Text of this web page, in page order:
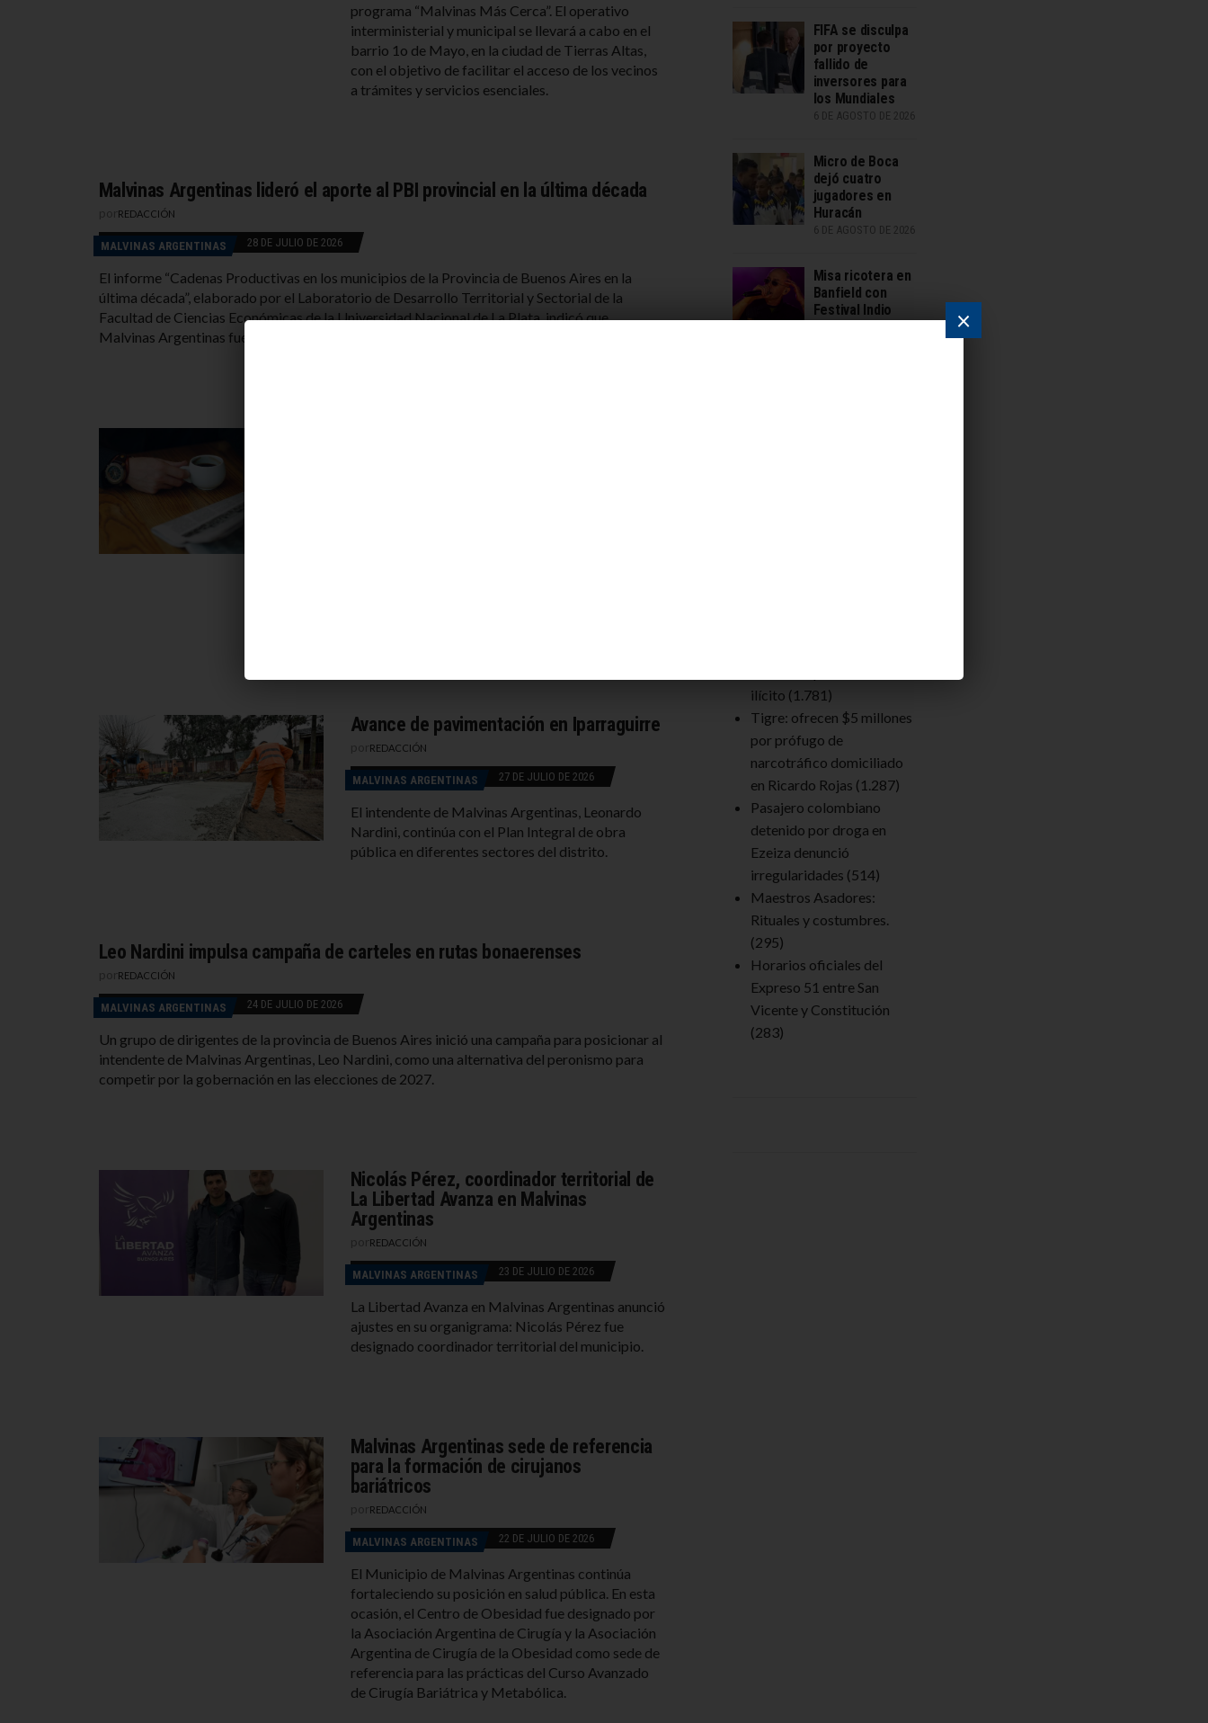
programa “Malvinas Más Cerca”. El operativo
interministerial y municipal se llevará a cabo en el
barrio 1o de Mayo, en la ciudad de Tierras Altas,
con el objetivo de facilitar el acceso de los vecinos
a trámites y servicios esenciales.
Malvinas Argentinas lideró el aporte al PBI provincial en la última década
REDACCIÓN
MALVINAS ARGENTINAS 28 DE JULIO DE 2026
El informe “Cadenas Productivas en los municipios de la Provincia de Buenos Aires en la
última década”, elaborado por el Laboratorio de Desarrollo Territorial y Sectorial de la
Facultad de Ciencias Económicas de la Universidad Nacional de La Plata, indicó que
Malvinas Argentinas fue el municipio que más aportó a la economía provincial en los último
Avance de pavimentación en Iparraguirre
REDACCIÓN
MALVINAS ARGENTINAS 27 DE JULIO DE 2026
El intendente de Malvinas Argentinas, Leonardo
Nardini, continúa con el Plan Integral de obra
pública en diferentes sectores del distrito.
Leo Nardini impulsa campaña de carteles en rutas bonaerenses
REDACCIÓN
MALVINAS ARGENTINAS 24 DE JULIO DE 2026
Un grupo de dirigentes de la provincia de Buenos Aires inició una campaña para posicionar al
intendente de Malvinas Argentinas, Leo Nardini, como una alternativa del peronismo para
competir por la gobernación en las elecciones de 2027.
Nicolás Pérez, coordinador territorial de
La Libertad Avanza en Malvinas
Argentinas
REDACCIÓN
MALVINAS ARGENTINAS 23 DE JULIO DE 2026
La Libertad Avanza en Malvinas Argentinas anunció
ajustes en su organigrama: Nicolás Pérez fue
designado coordinador territorial del municipio.
Malvinas Argentinas sede de referencia
para la formación de cirujanos
bariátricos
REDACCIÓN
MALVINAS ARGENTINAS 22 DE JULIO DE 2026
El Municipio de Malvinas Argentinas continúa
fortaleciendo su posición en salud pública. En esta
ocasión, el Centro de Obesidad fue designado por
la Asociación Argentina de Cirugía y la Asociación
Argentina de Cirugía de la Obesidad como sede de
referencia para las prácticas del Curso Avanzado
de Cirugía Bariátrica y Metabólica.
FIFA se disculpa
por proyecto
fallido de
inversores para
los Mundiales
6 DE AGOSTO DE 2026
Micro de Boca
dejó cuatro
jugadores en
Huracán
6 DE AGOSTO DE 2026
Misa ricotera en
Banfield con
Festival Indio
ilícito (1.781)
Tigre: ofrecen $5 millones
por prófugo de
narcotráfico domiciliado
en Ricardo Rojas (1.287)
Pasajero colombiano
detenido por droga en
Ezeiza denunció
irregularidades (514)
Maestros Asadores:
Rituales y costumbres.
(295)
Horarios oficiales del
Expreso 51 entre San
Vicente y Constitución
(283)
×